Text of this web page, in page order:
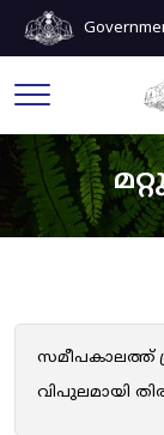
സമീപകാലത്ത്
വിപുലമായി